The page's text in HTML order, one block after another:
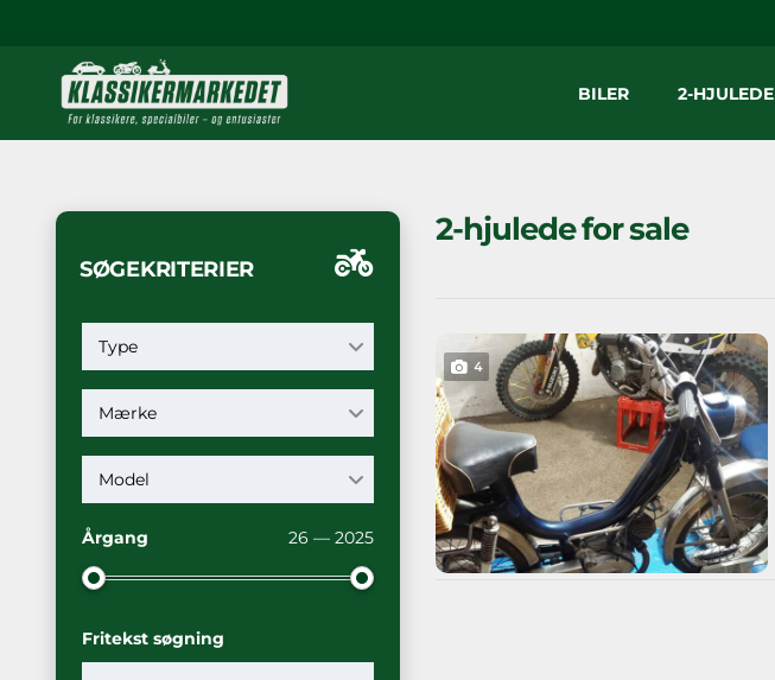
BILER 2-HJULEDE
SØGEKRITERIER
Type
Mærke
Model
Årgang 26 — 2025
Fritekst søgning
2-hjulede for sale
4